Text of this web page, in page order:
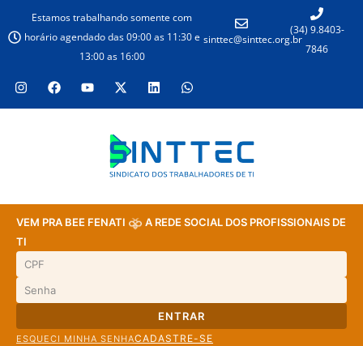
Estamos trabalhando somente com
horário agendado das 09:00 as 11:30 e
13:00 as 16:00
sinttec@sinttec.org.br
(34) 9.8403-
7846
VEM PRA BEE FENATI
A REDE SOCIAL DOS PROFISSIONAIS DE
TI
ENTRAR
ESQUECI MINHA SENHACADASTRE-SE